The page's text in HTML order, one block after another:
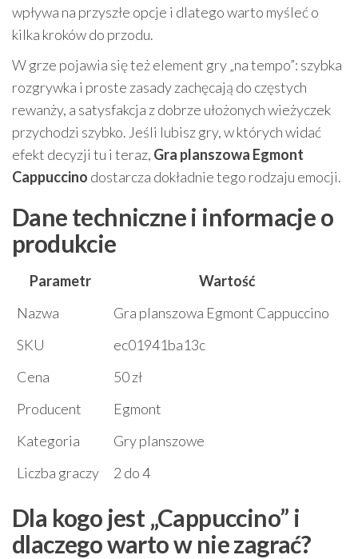
wpływa na przyszłe opcje i dlatego warto myśleć o
kilka kroków do przodu.
W grze pojawia się też element gry „na tempo”: szybka
rozgrywka i proste zasady zachęcają do częstych
rewanży, a satysfakcja z dobrze ułożonych wieżyczek
przychodzi szybko. Jeśli lubisz gry, w których widać
efekt decyzji tu i teraz, Gra planszowa Egmont
Cappuccino dostarcza dokładnie tego rodzaju emocji.
Dane techniczne i informacje o
produkcie
Parametr
Wartość
Nazwa
Gra planszowa Egmont Cappuccino
SKU
ec01941ba13c
Cena
50 zł
Producent
Egmont
Kategoria
Gry planszowe
Liczba graczy
2 do 4
Dla kogo jest „Cappuccino” i
dlaczego warto w nie zagrać?